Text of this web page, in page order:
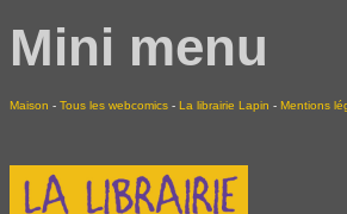
Mini menu
Maison - Tous les webcomics - La librairie Lapin - Mentions